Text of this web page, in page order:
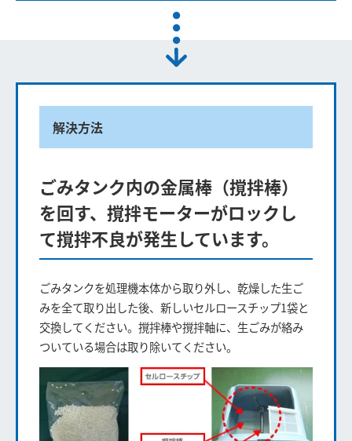
解決方法
ごみタンク内の金属棒（撹拌棒）
を回す、撹拌モーターがロックし
て撹拌不良が発生しています。
ごみタンクを処理機本体から取り外し、乾燥した生ご
みを全て取り出した後、新しいセルロースチップ1袋と
交換してください。撹拌棒や撹拌軸に、生ごみが絡み
ついている場合は取り除いてください。